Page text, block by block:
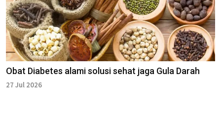
Obat Diabetes alami solusi sehat jaga Gula Darah
27 Jul 2026